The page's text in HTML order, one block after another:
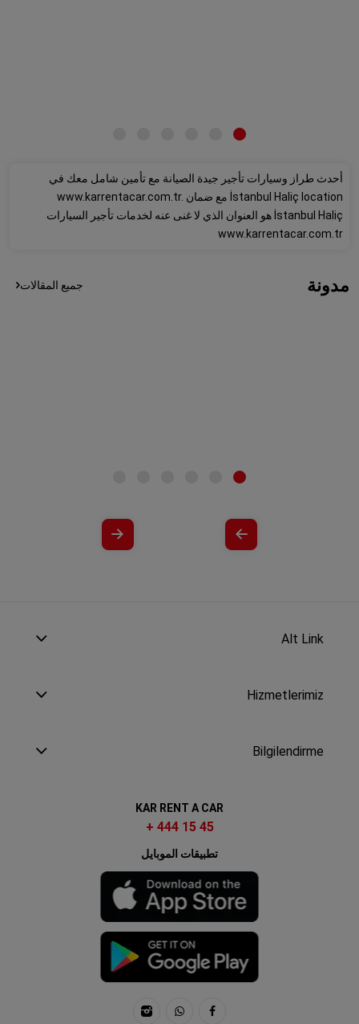
أحدث طراز وسيارات تأجير جيدة الصيانة مع تأمين شامل معك في
İstanbul Haliç location مع ضمان www.karrentacar.com.tr.
İstanbul Haliç هو العنوان الذي لا غنى عنه لخدمات تأجير السيارات
www.karrentacar.com.tr
مدونة جميع المقالات
Alt Link
Hizmetlerimiz
Bilgilendirme
KAR RENT A CAR
+ 444 15 45
تطبيقات الموبايل